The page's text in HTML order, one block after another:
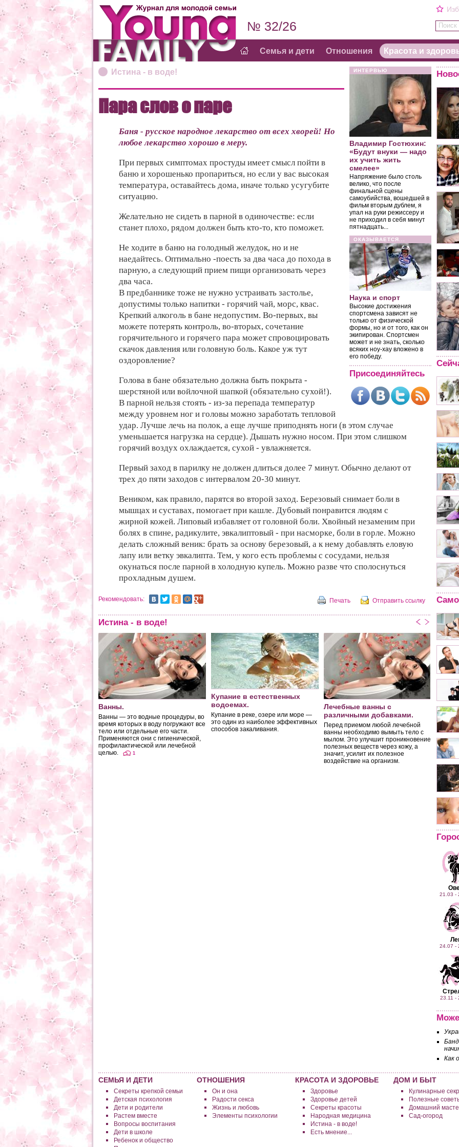
ИНТЕРВЬЮ
Владимир Гостюхин:
«Будут внуки — надо
их учить жить
смелее»
Напряжение было столь
велико, что после
финальной сцены
самоубийства, вошедшей в
фильм вторым дублем, я
упал на руки режиссеру и
не приходил в себя минут
пятнадцать...
ОКАЗЫВАЕТСЯ...
Наука и спорт
Высокие достижения
спортсмена зависят не
только от физической
формы, но и от того, как он
экипирован. Спортсмен
может и не знать, сколько
всяких ноу-хау вложено в
его победу.
Присоединяйтесь
Истина - в воде!
Пара слов о паре
Баня - русское народное лекарство от всех хворей! Но
любое лекарство хорошо в меру.
При первых симптомах простуды имеет смысл пойти в
баню и хорошенько пропариться, но если у вас высокая
температура, оставайтесь дома, иначе только усугубите
ситуацию.
Желательно не сидеть в парной в одиночестве: если
станет плохо, рядом должен быть кто-то, кто поможет.
Не ходите в баню на голодный желудок, но и не
наедайтесь. Оптимально -поесть за два часа до похода в
парную, а следующий прием пищи организовать через
два часа.
В предбаннике тоже не нужно устраивать застолье,
допустимы только напитки - горячий чай, морс, квас.
Крепкий алкоголь в бане недопустим. Во-первых, вы
можете потерять контроль, во-вторых, сочетание
горячительного и горячего пара может спровоцировать
скачок давления или головную боль. Какое уж тут
оздоровление?
Голова в бане обязательно должна быть покрыта -
шерстяной или войлочной шапкой (обязательно сухой!).
В парной нельзя стоять - из-за перепада температур
между уровнем ног и головы можно заработать тепловой
удар. Лучше лечь на полок, а еще лучше приподнять ноги (в этом случае
уменьшается нагрузка на сердце). Дышать нужно носом. При этом слишком
горячий воздух охлаждается, сухой - увлажняется.
Первый заход в парилку не должен длиться долее 7 минут. Обычно делают от
трех до пяти заходов с интервалом 20-30 минут.
Веником, как правило, парятся во второй заход. Березовый снимает боли в
мышцах и суставах, помогает при кашле. Дубовый понравится людям с
жирной кожей. Липовый избавляет от головной боли. Хвойный незаменим при
болях в спине, радикулите, эвкалиптовый - при насморке, боли в горле. Можно
делать сложный веник: брать за основу березовый, а к нему добавлять еловую
лапу или ветку эвкалипта. Тем, у кого есть проблемы с сосудами, нельзя
окунаться после парной в холодную купель. Можно разве что сполоснуться
прохладным душем.
Рекомендовать: Отправить ссылку
Печать
Истина - в воде!
о воде
запасы льда на Земле
около 30 млн км3.
всего льда сосредоточено в
где толщина его слоя
Ванны.
Ванны — это водные процедуры, во
время которых в воду погружают все
тело или отдельные его части.
Применяются они с гигиенической,
профилактической или лечебной
целью.
1
Купание в естественных
водоемах.
Купание в реке, озере или море —
это один из наиболее эффективных
способов закаливания.
Лечебные ванны с
различными добавками.
Перед приемом любой лечебной
ванны необходимо вымыть тело с
мылом. Это улучшит проникновение
полезных веществ через кожу, а
значит, усилит их полезное
воздействие на организм.
Какую
водную
21.03 -
24.07 -
23.11 -
Как
№ 32/26 Поиск
Семья и дети Отношения Красота и
СЕМЬЯ И ДЕТИ
Секреты крепкой семьи
Детская психология
Дети и родители
Растем вместе
Вопросы воспитания
Дети в школе
Ребенок и общество
ОТНОШЕНИЯ
Он и она
Радости секса
Жизнь и любовь
Элементы психологии
КРАСОТА И ЗДОРОВЬЕ
Здоровье
Здоровье детей
Секреты красоты
Народная медицина
Истина - в воде!
Есть мнение...
ДОМ И БЫТ
Кулинарные
Полезные
Домашний
Сад-огород